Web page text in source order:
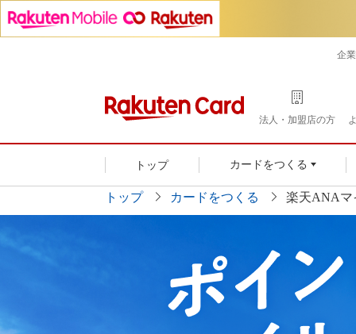
企
法人・加盟店の方
トップ カードをつくる
トップ カードをつくる 楽天ANAマ